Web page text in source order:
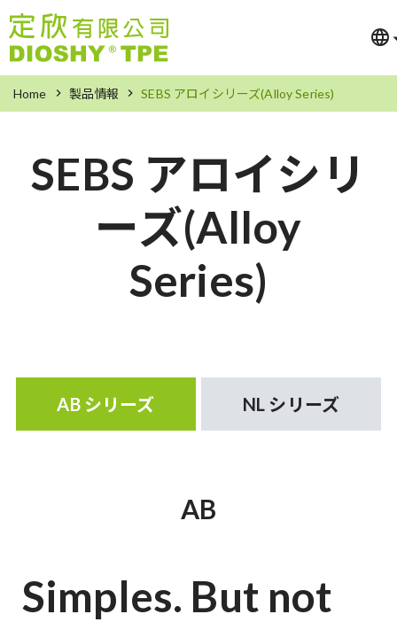
Home 製品情報 SEBS アロイシリーズ(Alloy Series)
SEBS アロイシリ
ーズ(Alloy
Series)
AB シリーズ NL シリーズ
AB
Simples. But not